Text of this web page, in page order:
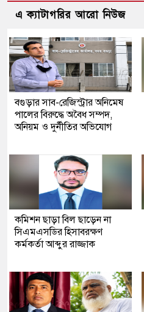
এ ক্যাটাগরির আরো নিউজ
বগুড়ার সাব-রেজিস্ট্রার অনিমেষ
পালের বিরুদ্ধে অবৈধ সম্পদ,
অনিয়ম ও দুর্নীতির অভিযোগ
কমিশন ছাড়া বিল ছাড়েন না
সিএমএসডির হিসাবরক্ষণ
কর্মকর্তা আব্দুর রাজ্জাক